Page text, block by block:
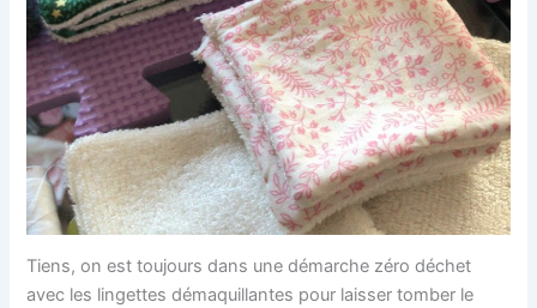
Tiens, on est toujours dans une démarche zéro déchet
avec les lingettes démaquillantes pour laisser tomber le